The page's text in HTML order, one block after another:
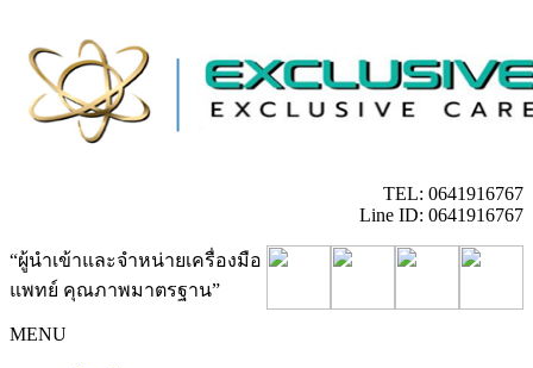
TEL: 0641916767
Line ID: 0641916767
“ผู้นำเข้าและจำหน่ายเครื่องมือ
แพทย์ คุณภาพมาตรฐาน”
MENU